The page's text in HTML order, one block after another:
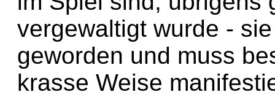
vergewaltigt wurde -
geworden und muss
krasse Weise